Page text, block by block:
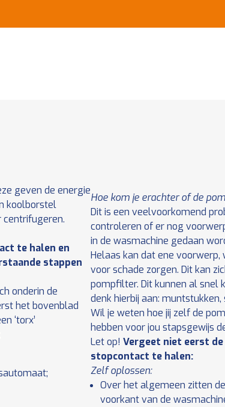
geven de energie
koolborstel
centrifugeren.
te halen en
stappen
onderin de
het bovenblad
‘torx’
Hoe kom je erachter of de
Dit is een veelvoorkomend
controleren of er nog
in de wasmachine gedaan
Helaas kan dat ene
voor schade zorgen. Dit kan
pompfilter. Dit kunnen al snel
denk hierbij aan: muntstukken,
Wil je weten hoe jij zelf de
hebben voor jou stapsgewijs
Let op! Vergeet niet eerst
stopcontact te halen:
Zelf oplossen:
Over het algemeen zitten
voorkant van de